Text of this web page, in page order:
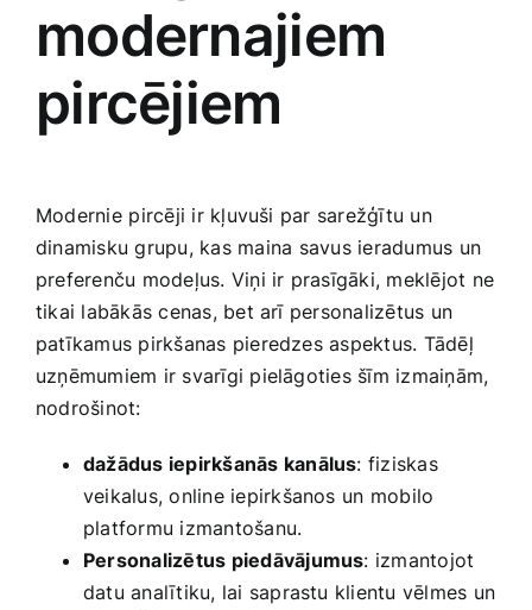
modernajiem⁤
pircējiem
Modernie⁢ pircēji ir kļuvuši par sarežģītu un⁢
dinamisku grupu,‍ kas‌ maina⁤ savus ieradumus un⁤
preferenču modeļus. ‍Viņi ir prasīgāki, meklējot ne
tikai labākās cenas, bet​ arī personalizētus un
patīkamus ‍pirkšanas pieredzes aspektus. Tādēļ
uzņēmumiem ir svarīgi pielāgoties šīm izmaiņām,
nodrošinot:
dažādus iepirkšanās ​kanālus: fiziskas
veikalus, online iepirkšanos⁢ un mobilo​
platformu izmantošanu.
Personalizētus piedāvājumus: izmantojot
datu analītiku, lai saprastu klientu ‌vēlmes ⁣un